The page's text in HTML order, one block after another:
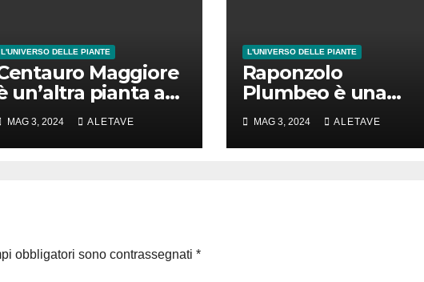
L'UNIVERSO DELLE PIANTE
Maggiore
un’altra pianta a
poco
MAG 3, 2024 ALETAVE
L'UNIVERSO DELLE PIANTE
Raponzolo
Plumbeo è una
pianta davvero da
scoprire
MAG 3, 2024 ALETAVE
obbligatori sono contrassegnati *